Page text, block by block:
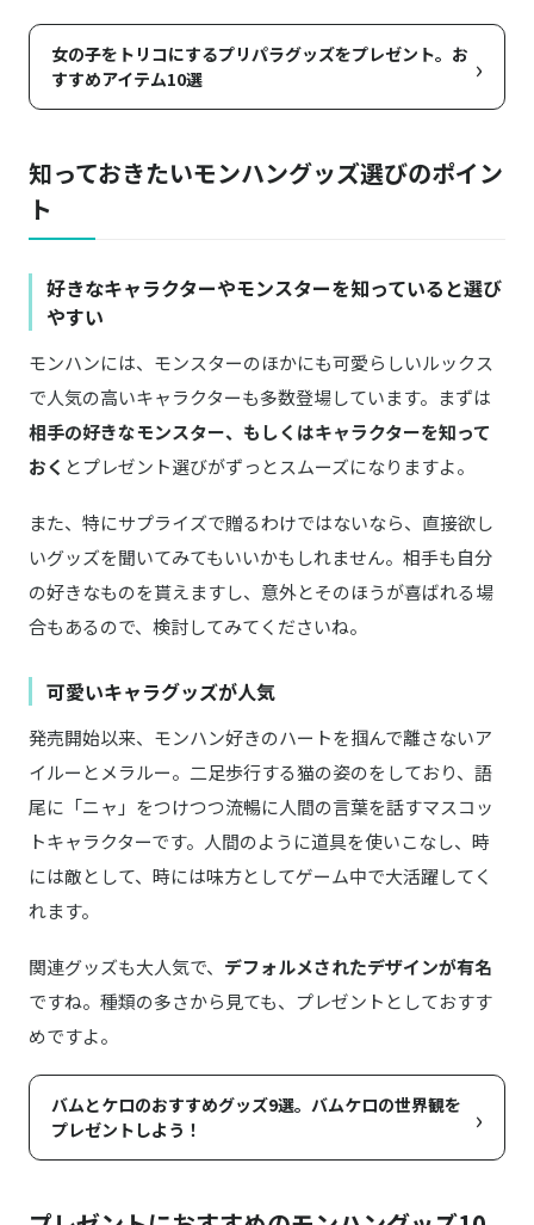
女の子をトリコにするプリパラグッズをプレゼント。お
すすめアイテム10選
›
知っておきたいモンハングッズ選びのポイン
ト
好きなキャラクターやモンスターを知っていると選び
やすい
モンハンには、モンスターのほかにも可愛らしいルックス
で人気の高いキャラクターも多数登場しています。まずは
相手の好きなモンスター、もしくはキャラクターを知って
おく とプレゼント選びがずっとスムーズになりますよ。
また、特にサプライズで贈るわけではないなら、直接欲し
いグッズを聞いてみてもいいかもしれません。相手も自分
の好きなものを貰えますし、意外とそのほうが喜ばれる場
合もあるので、検討してみてくださいね。
可愛いキャラグッズが人気
発売開始以来、モンハン好きのハートを掴んで離さないア
イルーとメラルー。二足歩行する猫の姿のをしており、語
尾に「ニャ」をつけつつ流暢に人間の言葉を話すマスコッ
トキャラクターです。人間のように道具を使いこなし、時
には敵として、時には味方としてゲーム中で大活躍してく
れます。
関連グッズも大人気で、 デフォルメされたデザインが有名
ですね。種類の多さから見ても、プレゼントとしておすす
めですよ。
バムとケロのおすすめグッズ9選。バムケロの世界観を
プレゼントしよう！
›